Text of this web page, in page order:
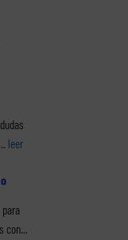
... leer
para
con